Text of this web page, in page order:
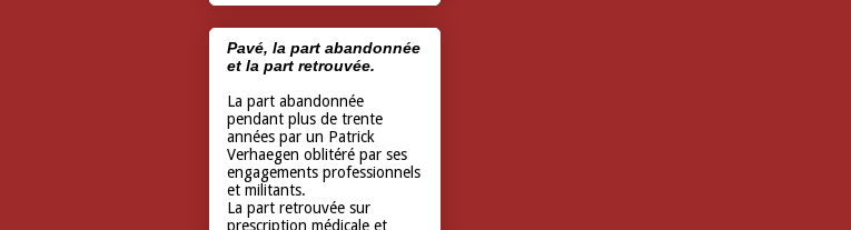
Pavé, la part abandonnée
et la part retrouvée.
La part abandonnée
pendant plus de trente
années par un Patrick
Verhaegen oblitéré par ses
engagements professionnels
et militants.
La part retrouvée sur
prescription médicale et